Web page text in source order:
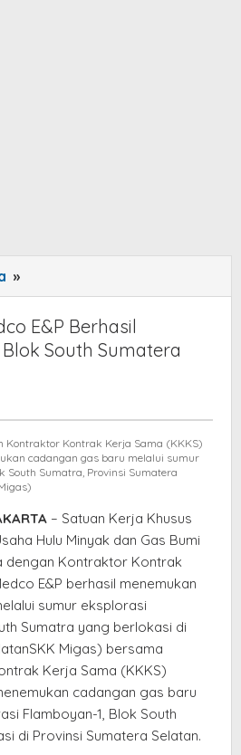
»
Migas
–
Medco
di
Blok
South
Sumatera
E&P Berhasil
South Sumatera
Kontraktor Kontrak Kerja Sama (KKKS)
cadangan gas baru melalui sumur
South Sumatra, Provinsi Sumatera
– Satuan Kerja Khusus
Hulu Minyak dan Gas Bumi
dengan Kontraktor Kontrak
E&P berhasil menemukan
sumur eksplorasi
Sumatra yang berlokasi di
Migas) bersama
Kerja Sama (KKKS)
cadangan gas baru
Flamboyan-1, Blok South
di Provinsi Sumatera Selatan.